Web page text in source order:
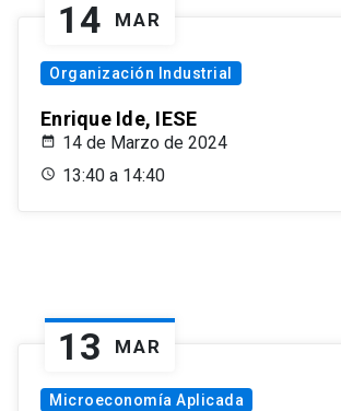
14 MAR
Organización Industrial
Enrique Ide, IESE
14 de Marzo de 2024
13:40 a 14:40
13 MAR
Microeconomía Aplicada